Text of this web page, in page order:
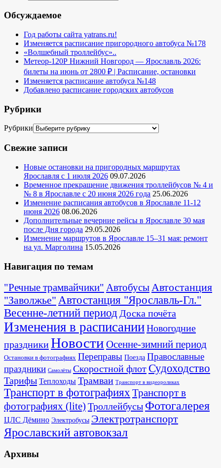
Обсуждаемое
Год работы сайта yatrans.ru!
Изменяется расписание пригородного автобуса №178
«Волшебный троллейбус»..
Метеор-120Р Нижний Новгород — Ярославль 2026:
билеты на июнь от 2800 ₽ | Расписание, остановки
Изменяется расписание автобуса №148
Добавлено расписание городских автобусов
Рубрики
Рубрики
Свежие записи
Новые остановки на пригородных маршрутах
Ярославля с 1 июля 2026 09.07.2026
Временное прекращение движения троллейбусов № 4 и
№ 8 в Ярославле с 20 июня 2026 года 25.06.2026
Изменение расписания автобусов в Ярославле 11-12
июня 2026 08.06.2026
Дополнительные вечерние рейсы в Ярославле 30 мая
после Дня города 29.05.2026
Изменение маршрутов в Ярославле 15–31 мая: ремонт
на ул. Марголина 15.05.2026
Навигация по темам
"Речные трамвайчики" АвтобусыАвтостанция
"Заволжье" Автостанция "Ярославль-Гл."
Весенне-летний период Доска почёта
Изменения в расписанииНовогодние
праздникиНовости Осенне-зимний период
Остановки в фотографиях Переправы Поезда Православные
праздники Самолёты Скоростной флот Судоходство
Тарифы Теплоходы Трамваи Транспорт в видеороликах
Транспорт в фотографияхТранспорт в
фотографиях (lite) Троллейбусы Фотогалерея
ЦЛС Дёмино Электробусы Электротранспорт
Ярославский автовокзал
Архивы